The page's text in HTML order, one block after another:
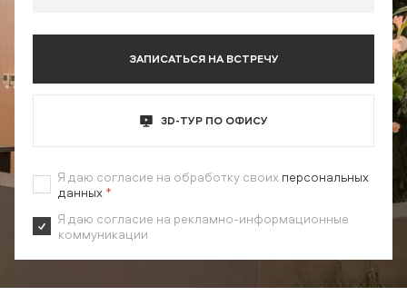
ЗАПИСАТЬСЯ НА ВСТРЕЧУ
3D-ТУР ПО ОФИСУ
Я даю согласие на обработку своих персональных
данных *
Я даю согласие на рекламно-информационные
коммуникации